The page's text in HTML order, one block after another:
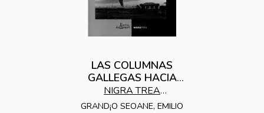
LAS COLUMNAS
GALLEGAS HACIA
OVIEDO. DIARIO
BELICO DE LA GUER
NIGRA TREA
EDICIONES
GRAND¡O SEOANE, EMILIO